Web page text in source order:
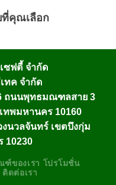
ที่คุณเลือก
ซฟตี้ จำกัด
ทค จำกัด
ถนนพุทธมณฑลสาย 3
ทพมหานคร 10160
นวลจันทร์ เขตบึงกุ่ม
10230
ฑ์ของเรา โปรโมชั่น
ติดต่อเรา